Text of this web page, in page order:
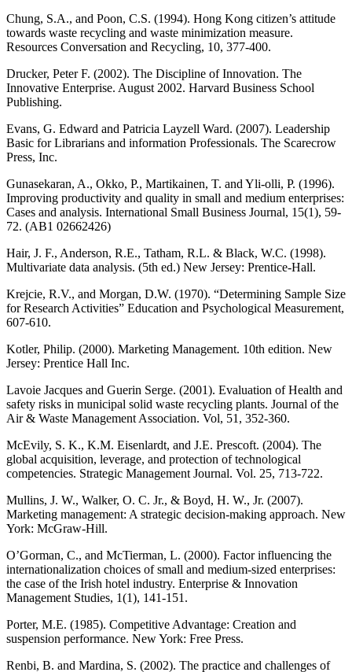
Chung, S.A., and Poon, C.S. (1994). Hong Kong citizen’s attitude
towards waste recycling and waste minimization measure.
Resources Conversation and Recycling, 10, 377-400.
Drucker, Peter F. (2002). The Discipline of Innovation. The
Innovative Enterprise. August 2002. Harvard Business School
Publishing.
Evans, G. Edward and Patricia Layzell Ward. (2007). Leadership
Basic for Librarians and information Professionals. The Scarecrow
Press, Inc.
Gunasekaran, A., Okko, P., Martikainen, T. and Yli-olli, P. (1996).
Improving productivity and quality in small and medium enterprises:
Cases and analysis. International Small Business Journal, 15(1), 59-
72. (AB1 02662426)
Hair, J. F., Anderson, R.E., Tatham, R.L. & Black, W.C. (1998).
Multivariate data analysis. (5th ed.) New Jersey: Prentice-Hall.
Krejcie, R.V., and Morgan, D.W. (1970). “Determining Sample Size
for Research Activities” Education and Psychological Measurement,
607-610.
Kotler, Philip. (2000). Marketing Management. 10th edition. New
Jersey: Prentice Hall Inc.
Lavoie Jacques and Guerin Serge. (2001). Evaluation of Health and
safety risks in municipal solid waste recycling plants. Journal of the
Air & Waste Management Association. Vol, 51, 352-360.
McEvily, S. K., K.M. Eisenlardt, and J.E. Prescoft. (2004). The
global acquisition, leverage, and protection of technological
competencies. Strategic Management Journal. Vol. 25, 713-722.
Mullins, J. W., Walker, O. C. Jr., & Boyd, H. W., Jr. (2007).
Marketing management: A strategic decision-making approach. New
York: McGraw-Hill.
O’Gorman, C., and McTierman, L. (2000). Factor influencing the
internationalization choices of small and medium-sized enterprises:
the case of the Irish hotel industry. Enterprise & Innovation
Management Studies, 1(1), 141-151.
Porter, M.E. (1985). Competitive Advantage: Creation and
suspension performance. New York: Free Press.
Renbi, B. and Mardina, S. (2002). The practice and challenges of